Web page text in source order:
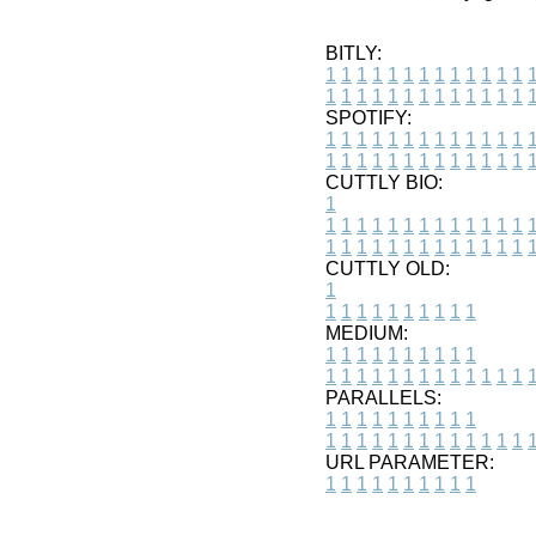
BITLY:
1 1 1 1 1 1 1 1 1 1 1 1 1 1
1 1 1 1 1 1 1 1 1 1 1 1 1 1
SPOTIFY:
1 1 1 1 1 1 1 1 1 1 1 1 1 1
1 1 1 1 1 1 1 1 1 1 1 1 1 1
CUTTLY BIO:
1
1 1 1 1 1 1 1 1 1 1 1 1 1 1
1 1 1 1 1 1 1 1 1 1 1 1 1 1
CUTTLY OLD:
1
1 1 1 1 1 1 1 1 1 1
MEDIUM:
1 1 1 1 1 1 1 1 1 1
1 1 1 1 1 1 1 1 1 1 1 1 1 1
PARALLELS:
1 1 1 1 1 1 1 1 1 1
1 1 1 1 1 1 1 1 1 1 1 1 1 1
URL PARAMETER:
1 1 1 1 1 1 1 1 1 1